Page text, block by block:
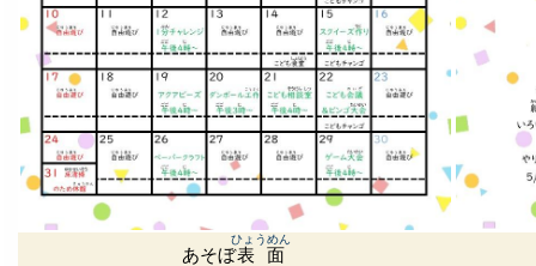
あそぼ表面
ひょうめん